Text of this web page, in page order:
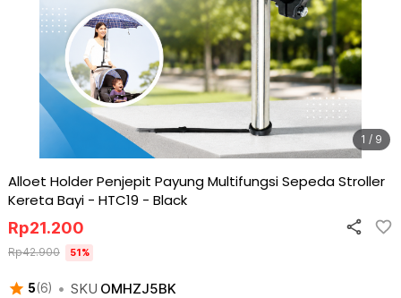
1 / 9
Alloet Holder Penjepit Payung Multifungsi Sepeda Stroller
Kereta Bayi - HTC19 - Black
5(6) • SKU OMHZJ5BK
Rp21.200
Rp42.900 51%